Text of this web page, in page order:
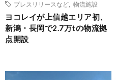
プレスリリースなど
物流施設
ヨコレイが上信越エリア初、
新潟・長岡で2.7万tの物流拠
点開設